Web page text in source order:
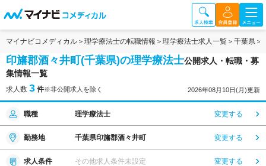
マイナビコメディカル 理学療法士の転職情報 理学療法士求人一覧 千葉県
印旛郡酒々井町(千葉県)の理学療法士公開求人・転職・募
集情報一覧
求人数 3 件※非公開求人を除く 2026年08月10日(月)更新
職種 理学療法士 変更する
勤務地 千葉県印旛郡酒々井町 変更する
求人条件 その他求人条件未設定 変更する